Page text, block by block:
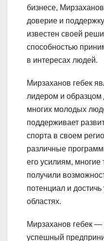
бизнесе,
доверие и
известен своей
способностью
в интересах людей.
Мирзаханов гебек
лидером и
многих молодых
поддерживает
спорта в своем
различные
его усилиям,
получили
потенциал и
областях.
Мирзаханов гебек —
успешный